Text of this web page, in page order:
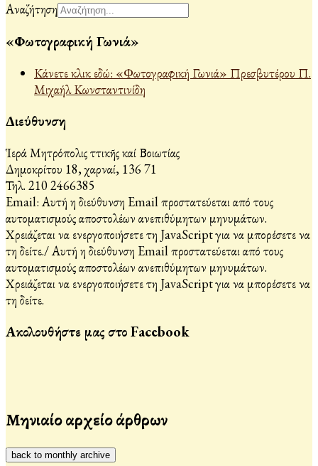
Αναζήτηση
«Φωτογραφική Γωνιά»
Κάνετε κλικ εδώ: «Φωτογραφική Γωνιά» Πρεσβυτέρου Π.
Μιχαήλ Κωνσταντινίδη
Διεύθυνση
Ἱερά Μητρόπολις Ἀττικῆς καί Βοιωτίας
Δημοκρίτου 18, Ἀχαρναί, 136 71
Τηλ. 210 2466385
Email: Αυτή η διεύθυνση Email προστατεύεται από τους
αυτοματισμούς αποστολέων ανεπιθύμητων μηνυμάτων.
Χρειάζεται να ενεργοποιήσετε τη JavaScript για να μπορέσετε να
τη δείτε./Αυτή η διεύθυνση Email προστατεύεται από τους
αυτοματισμούς αποστολέων ανεπιθύμητων μηνυμάτων.
Χρειάζεται να ενεργοποιήσετε τη JavaScript για να μπορέσετε να
τη δείτε.
Ακολουθήστε μας στο Facebook
Μηνιαίο αρχείο άρθρων
back to monthly archive